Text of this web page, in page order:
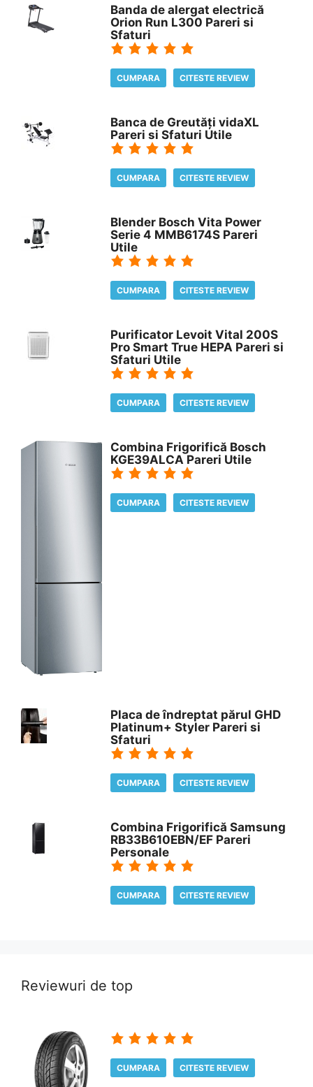
Banda de alergat electrică
Orion Run L300 Pareri si
Sfaturi
CUMPARA CITESTE REVIEW
Banca de Greutăți vidaXL
Pareri si Sfaturi Utile
CUMPARA CITESTE REVIEW
Blender Bosch Vita Power
Serie 4 MMB6174S Pareri
Utile
CUMPARA CITESTE REVIEW
Purificator Levoit Vital 200S
Pro Smart True HEPA Pareri si
Sfaturi Utile
CUMPARA CITESTE REVIEW
Combina Frigorifică Bosch
KGE39ALCA Pareri Utile
CUMPARA CITESTE REVIEW
Placa de îndreptat părul GHD
Platinum+ Styler Pareri si
Sfaturi
CUMPARA CITESTE REVIEW
Combina Frigorifică Samsung
RB33B610EBN/EF Pareri
Personale
CUMPARA CITESTE REVIEW
Reviewuri de top
CUMPARA CITESTE REVIEW